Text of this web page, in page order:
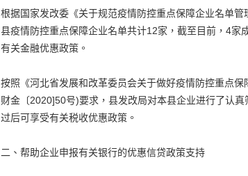
根据国家发改委《关于规范疫情防控重点保障企业名单
县疫情防控重点保障企业名单共计12家，截至目前，4家
有关金融优惠政策。
按照《河北省发展和改革委员会关于做好疫情防控重点
财金〔2020]50号)要求，县发改局对本县企业进行了认
过后可享受有关税收优惠政策。
二、帮助企业申报有关银行的优惠信贷政策支持